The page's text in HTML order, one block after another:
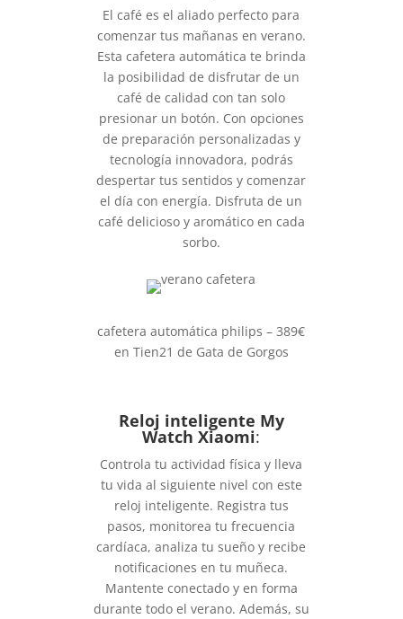
El café es el aliado perfecto para
comenzar tus mañanas en verano.
Esta cafetera automática te brinda
la posibilidad de disfrutar de un
café de calidad con tan solo
presionar un botón. Con opciones
de preparación personalizadas y
tecnología innovadora, podrás
despertar tus sentidos y comenzar
el día con energía. Disfruta de un
café delicioso y aromático en cada
sorbo.
cafetera automática philips – 389€
en Tien21 de Gata de Gorgos
Reloj inteligente My
Watch Xiaomi:
Controla tu actividad física y lleva
tu vida al siguiente nivel con este
reloj inteligente. Registra tus
pasos, monitorea tu frecuencia
cardíaca, analiza tu sueño y recibe
notificaciones en tu muñeca.
Mantente conectado y en forma
durante todo el verano. Además, su